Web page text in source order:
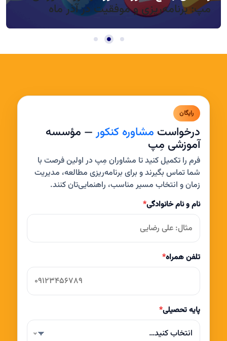
مپ: برنامه‌ریزی و موفقیت در آذر ماه
رایگان
درخواست مشاوره کنکور— مؤسسه
آموزشی مِپ
فرم را تکمیل کنید تا مشاوران مِپ در اولین فرصت با
شما تماس بگیرند و برای برنامه‌ریزی مطالعه، مدیریت
زمان و انتخاب مسیر مناسب، راهنمایی‌تان کنند.
نام و نام خانوادگی*
تلفن همراه*
پایه تحصیلی*
انتخاب کنید…